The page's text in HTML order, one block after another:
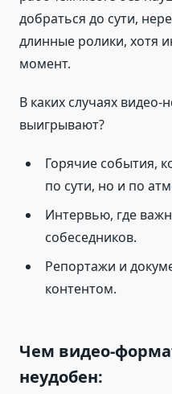
добраться до сути,
длинные ролики, хотя
момент.
В каких случаях видео-
выигрывают?
Горячие события,
по сути, но и по
Интервью, где
собеседников.
Репортажи и
контентом.
Чем видео-
неудобен: